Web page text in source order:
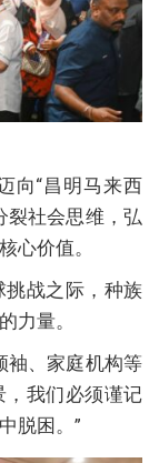
向“昌明马来西
裂社会思维，弘
心价值。
挑战之际，种族
力量。
袖、家庭机构等
，我们必须谨记
脱困。”